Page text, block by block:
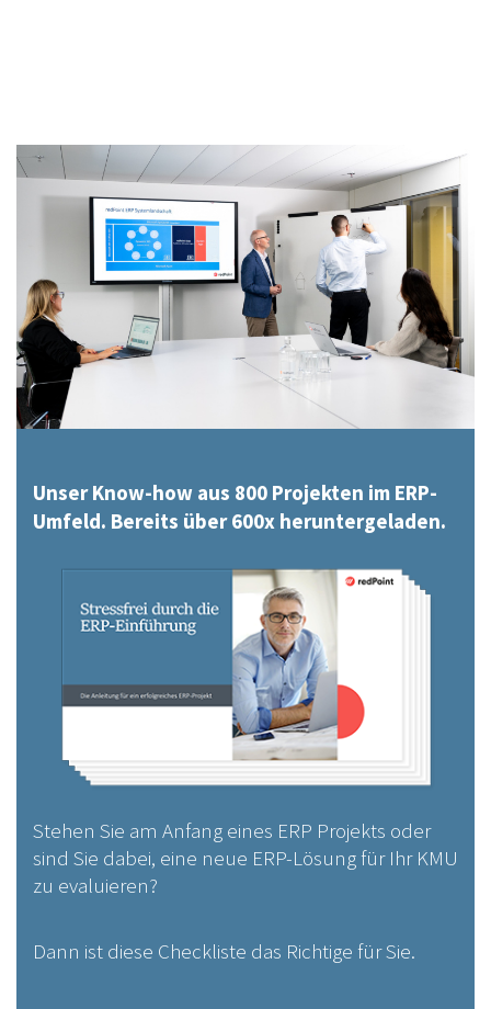
Unser Know-how aus 800 Projekten im ERP-
Umfeld. Bereits über 600x heruntergeladen.
Stehen Sie am Anfang eines ERP Projekts oder
sind Sie dabei, eine neue ERP-Lösung für Ihr KMU
zu evaluieren?
Dann ist diese Checkliste das Richtige für Sie.